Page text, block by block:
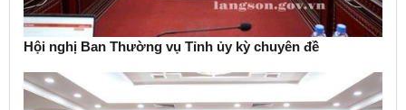
Hội nghị Ban Thường vụ Tỉnh ủy kỳ chuyên đề